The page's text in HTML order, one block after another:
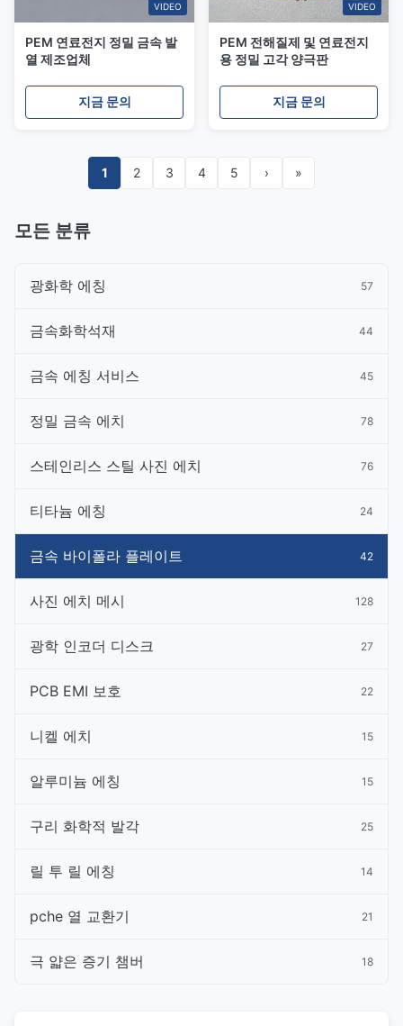
VIDEO
PEM 연료전지 정밀 금속 발
열 제조업체
지금 문의
VIDEO
PEM 전해질제 및 연료전지
용 정밀 고각 양극판
지금 문의
1 2 3 4 5 › »
모든 분류
광화학 에칭 57
금속화학석재 44
금속 에칭 서비스 45
정밀 금속 에치 78
스테인리스 스틸 사진 에치 76
티타늄 에칭 24
금속 바이폴라 플레이트 42
사진 에치 메시 128
광학 인코더 디스크 27
PCB EMI 보호 22
니켈 에치 15
알루미늄 에칭 15
구리 화학적 발각 25
릴 투 릴 에칭 14
pche 열 교환기 21
극 얇은 증기 챔버 18